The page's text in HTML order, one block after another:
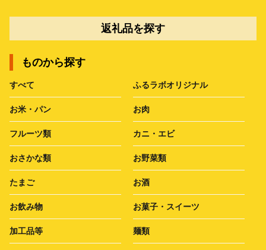
返礼品を探す
ものから探す
すべて ふるラボオリジナル
お米・パン お肉
フルーツ類 カニ・エビ
おさかな類 お野菜類
たまご お酒
お飲み物 お菓子・スイーツ
加工品等 麺類